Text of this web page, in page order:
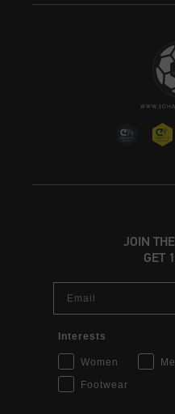
JOIN
GET
Interests
Women
Footwear